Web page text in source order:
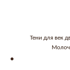
Тени для век